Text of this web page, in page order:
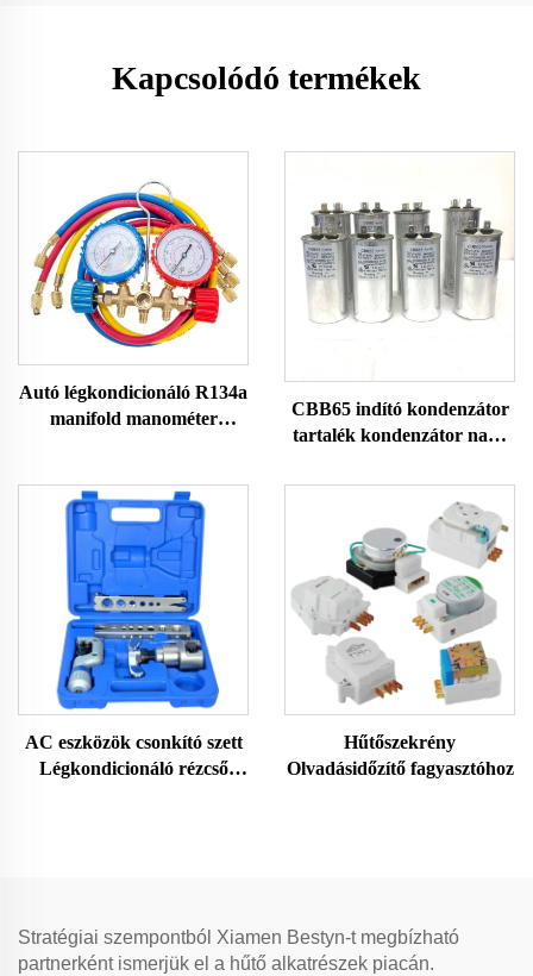
Kapcsolódó termékek
Autó légkondicionáló R134a
manifold manométer
CBB65 indító kondenzátor
tartalék kondenzátor nagy
AC eszközök csonkító szett
Légkondicionáló rézcső
Hűtőszekrény
Olvadásidőzítő fagyasztóhoz
Stratégiai szempontból Xiamen Bestyn-t megbízható
partnerként ismerjük el a hűtő alkatrészek piacán.